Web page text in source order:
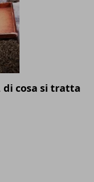
di cosa si tratta